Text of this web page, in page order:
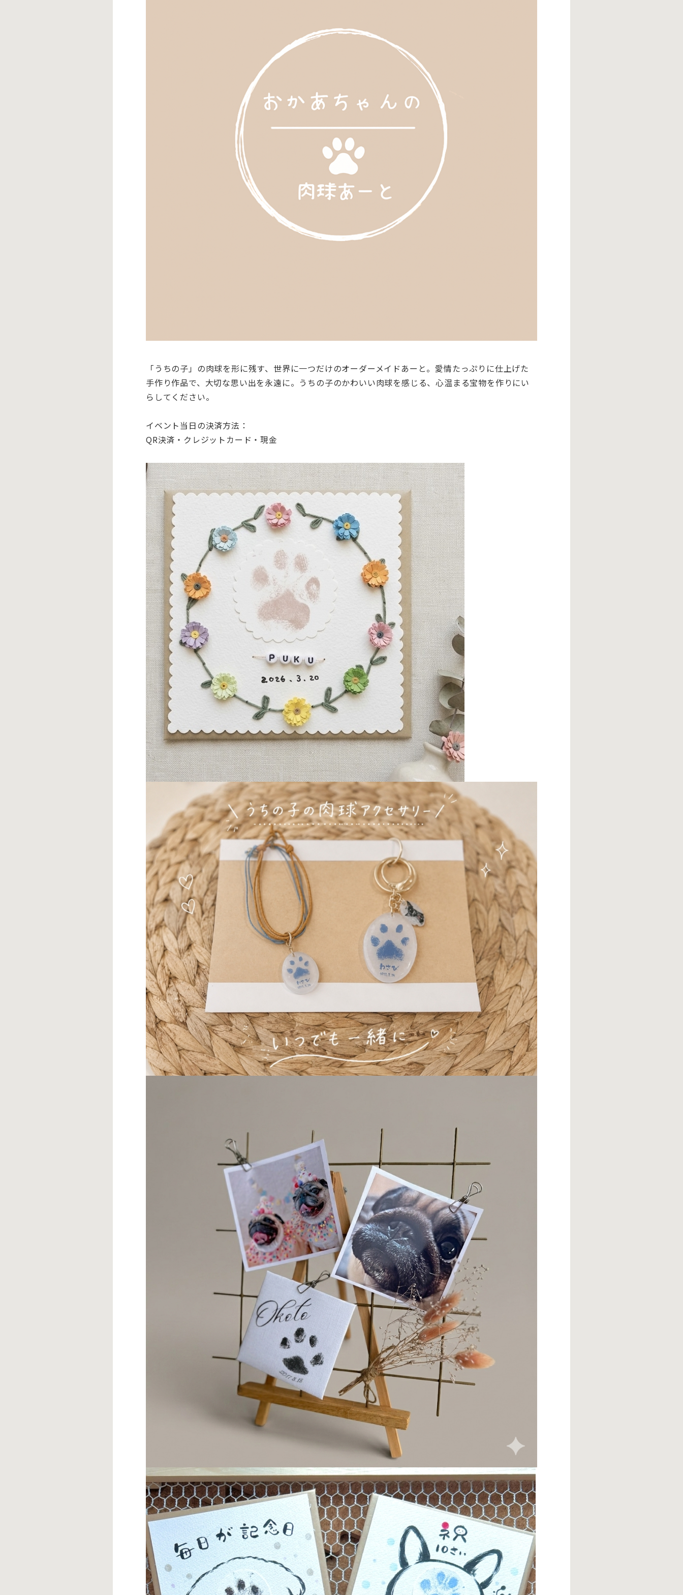
「うちの子」の肉球を形に残す、世界に一つだけのオーダーメイドあーと。愛情たっぷりに仕上げた
手作り作品で、大切な思い出を永遠に。うちの子のかわいい肉球を感じる、心温まる宝物を作りにい
らしてください。
イベント当日の決済方法：
QR決済・クレジットカード・現金